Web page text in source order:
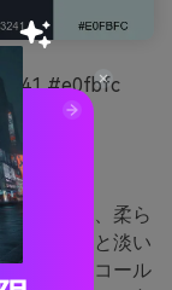
#e0fbfc
記事
トフェア、柔ら
ネイビーと淡い
ドが強いコール